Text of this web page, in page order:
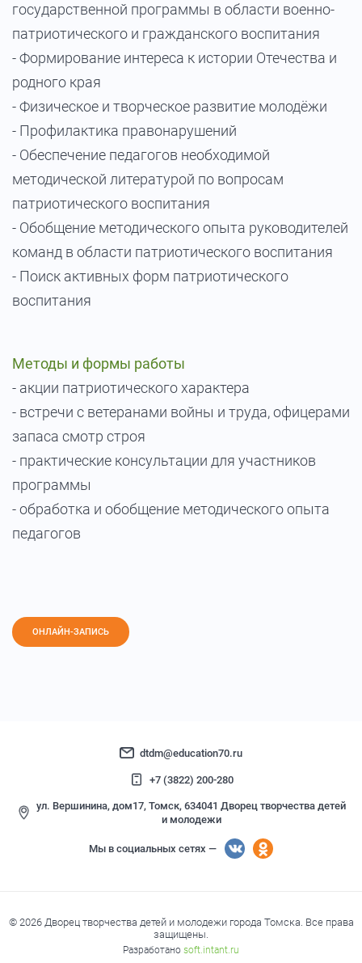
государственной программы в области военно-
патриотического и гражданского воспитания
- Формирование интереса к истории Отечества и
родного края
- Физическое и творческое развитие молодёжи
- Профилактика правонарушений
- Обеспечение педагогов необходимой
методической литературой по вопросам
патриотического воспитания
- Обобщение методического опыта руководителей
команд в области патриотического воспитания
- Поиск активных форм патриотического
воспитания
Методы и формы работы
- акции патриотического характера
- встречи с ветеранами войны и труда, офицерами
запаса смотр строя
- практические консультации для участников
программы
- обработка и обобщение методического опыта
педагогов
ОНЛАЙН-ЗАПИСЬ
dtdm@education70.ru
+7 (3822) 200-280
ул. Вершинина, дом17, Томск, 634041 Дворец творчества детей
и молодежи
Мы в социальных сетях —
© 2026 Дворец творчества детей и молодежи города Томска. Все права
защищены.
Разработано soft.intant.ru